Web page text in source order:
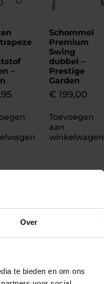
Over
te bieden en om ons
–
Schommel
Premium
Swing
dubbel –
Prestige
Garden
€199,00
Toevoegen
aan
winkelwagen